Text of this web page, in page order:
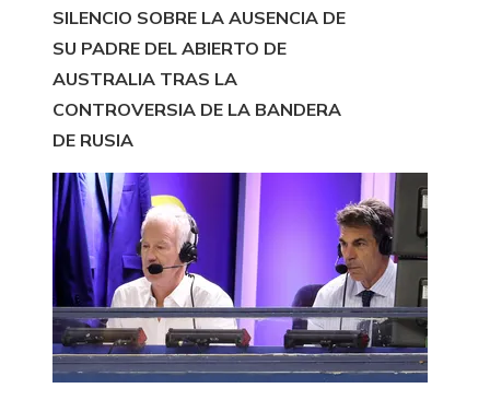
SILENCIO SOBRE LA AUSENCIA DE
SU PADRE DEL ABIERTO DE
AUSTRALIA TRAS LA
CONTROVERSIA DE LA BANDERA
DE RUSIA